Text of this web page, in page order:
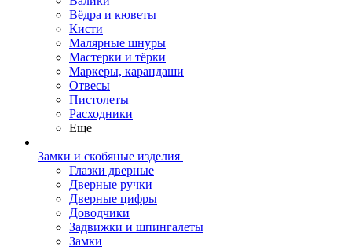
Вёдра и кюветы
Кисти
Малярные шнуры
Мастерки и тёрки
Маркеры, карандаши
Отвесы
Пистолеты
Расходники
Еще
Замки и скобяные изделия
Глазки дверные
Дверные ручки
Дверные цифры
Доводчики
Задвижки и шпингалеты
Замки